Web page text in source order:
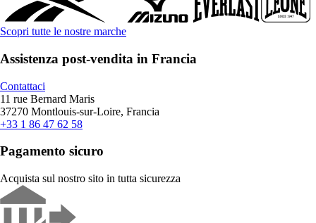
Scopri tutte le nostre marche
Assistenza post-vendita in Francia
Contattaci
11 rue Bernard Maris
37270 Montlouis-sur-Loire, Francia
+33 1 86 47 62 58
Pagamento sicuro
Acquista sul nostro sito in tutta sicurezza